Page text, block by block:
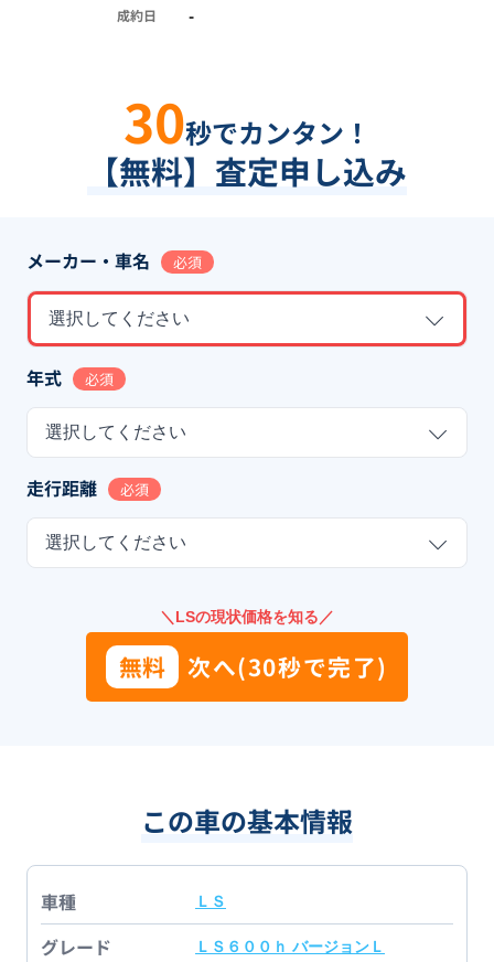
成約日
-
30秒でカンタン！
【無料】査定申し込み
メーカー・車名 必須
選択してください
年式 必須
選択してください
走行距離 必須
選択してください
＼LSの現状価格を知る／
無料 次へ(30秒で完了)
この車の基本情報
車種 ＬＳ
グレード ＬＳ６００ｈ バージョンＬ